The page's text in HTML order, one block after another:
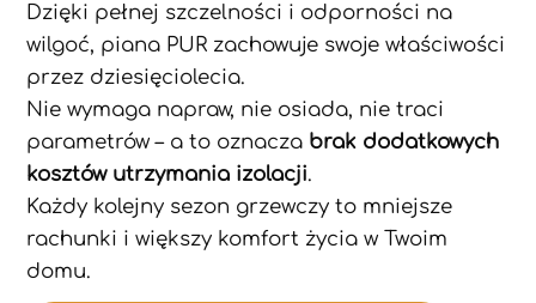
Dzięki pełnej szczelności i odporności na
wilgoć, piana PUR zachowuje swoje właściwości
przez dziesięciolecia.
Nie wymaga napraw, nie osiada, nie traci
parametrów – a to oznacza brak dodatkowych
kosztów utrzymania izolacji.
Każdy kolejny sezon grzewczy to mniejsze
rachunki i większy komfort życia w Twoim
domu.